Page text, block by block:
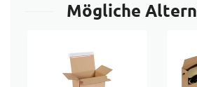
Mögliche